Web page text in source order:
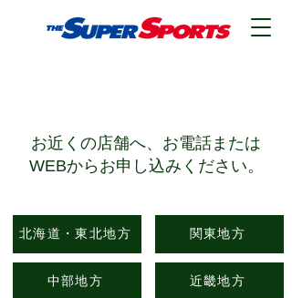
​お近くの店舗へ、お電話または
WEBからお申し込みください。
北海道・東北地方
中部地方
関東地方
近畿地方